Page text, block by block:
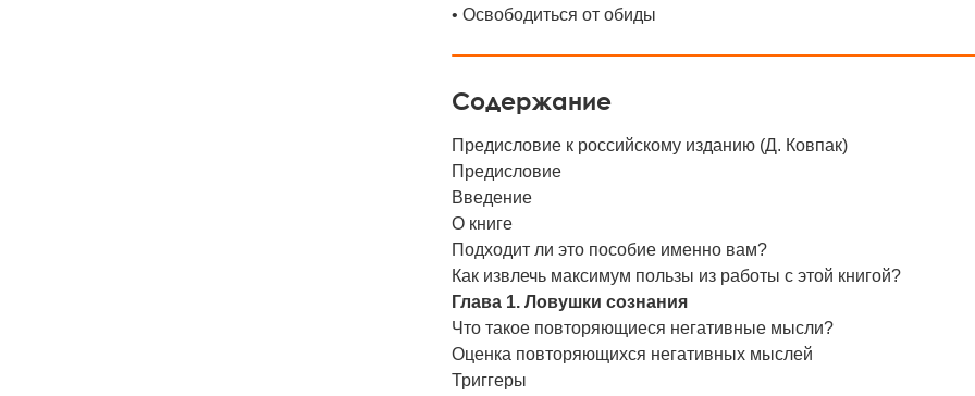
• Освободиться от обиды
Содержание
Предисловие к российскому изданию (Д. Ковпак)
Предисловие
Введение
О книге
Подходит ли это пособие именно вам?
Как извлечь максимум пользы из работы с этой книгой?
Глава 1. Ловушки сознания
Что такое повторяющиеся негативные мысли?
Оценка повторяющихся негативных мыслей
Триггеры